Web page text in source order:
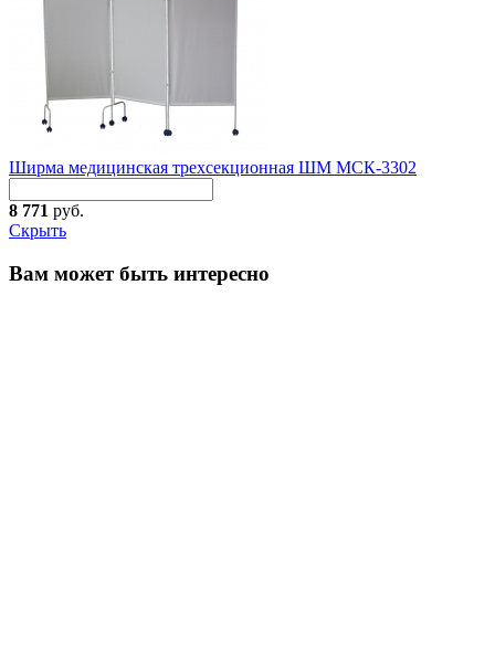
Ширма медицинская трехсекционная ШМ МСК-3302
8 771 руб.
Скрыть
Вам может быть интересно